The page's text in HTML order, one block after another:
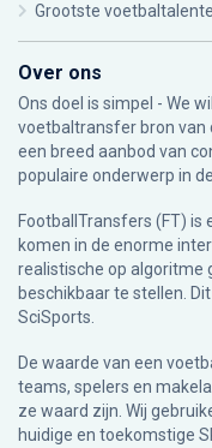
Grootste
Over ons
Ons doel is simpel - We
voetbaltransfer bron van
een breed aanbod van
populaire onderwerp in
FootballTransfers (FT)
komen in de enorme
realistische op algoritme
beschikbaar te stellen.
SciSports
De waarde van een
teams, spelers en
ze waard zijn. Wij
huidige en toekomstige